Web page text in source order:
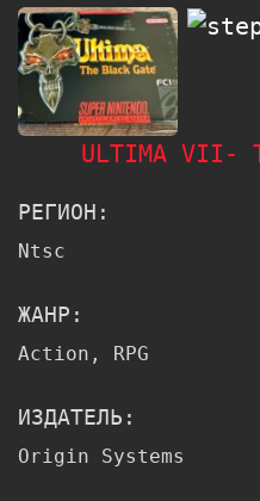
ULTIMA VII-
РЕГИОН:
Ntsc
ЖАНР:
Action, RPG
ИЗДАТЕЛЬ:
Origin Systems